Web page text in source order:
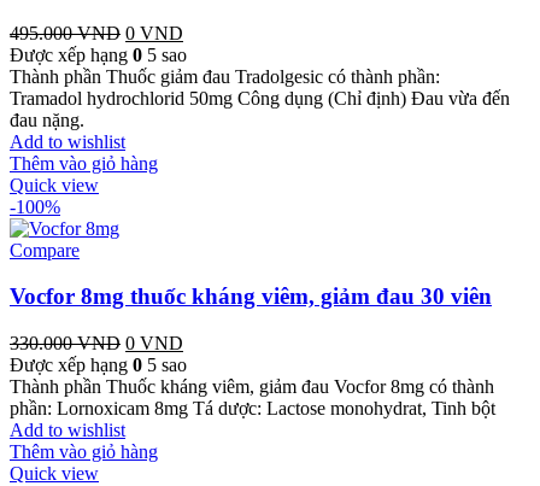
495.000VND Giá
gốc
là:
495.000 VND.
0 VND
hiện
tại
là:
Được xếp hạng 0 5 sao
Thành phần Thuốc giảm đau Tradolgesic có thành phần:
Tramadol hydrochlorid 50mg Công dụng (Chỉ định) Ðau vừa đến
đau nặng.
Add to wishlist
Thêm vào giỏ hàng
Quick view
-100%
Compare
Vocfor 8mg thuốc kháng viêm, giảm đau 30 viên
330.000VND Giá
gốc
là:
330.000 VND.
0 VND
hiện
tại
là:
Được xếp hạng 0 5 sao
Thành phần Thuốc kháng viêm, giảm đau Vocfor 8mg có thành
phần: Lornoxicam 8mg Tá dược: Lactose monohydrat, Tinh bột
Add to wishlist
Thêm vào giỏ hàng
Quick view